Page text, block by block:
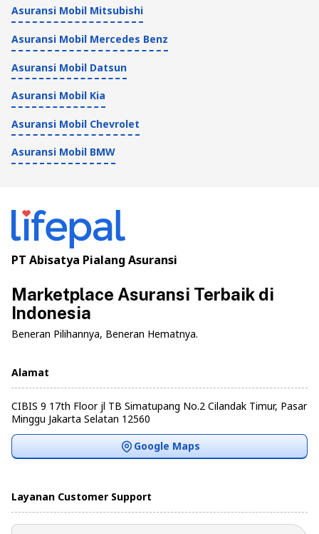
Asuransi Mobil Mitsubishi
Asuransi Mobil Mercedes Benz
Asuransi Mobil Datsun
Asuransi Mobil Kia
Asuransi Mobil Chevrolet
Asuransi Mobil BMW
PT Abisatya Pialang Asuransi
Marketplace Asuransi Terbaik di
Indonesia
Beneran Pilihannya, Beneran Hematnya.
Alamat
CIBIS 9 17th Floor jl TB Simatupang No.2 Cilandak Timur, Pasar
Minggu Jakarta Selatan 12560
Google Maps
Layanan Customer Support